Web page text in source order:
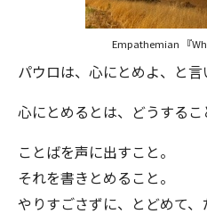
Empathemian 『
パウロは、心にとめよ、と言
心にとめるとは、どうするこ
ことばを声に出すこと。
それを書きとめること。
やりすごさずに、とどめて、